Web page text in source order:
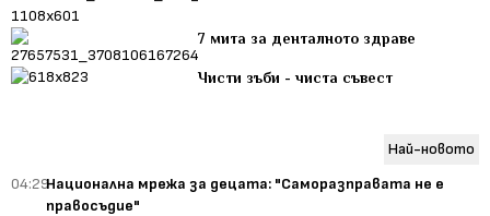
7 мита за денталното здраве
Чисти зъби - чиста съвест
Най-новото
04:29Национална мрежа за децата: "Саморазправата не е
правосъдие"